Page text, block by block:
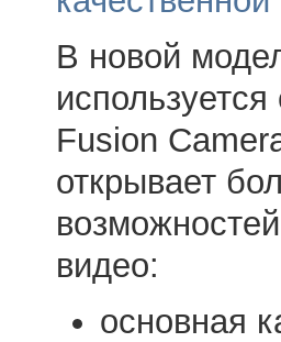
В новой
Fusion
открывает
видео:
основная